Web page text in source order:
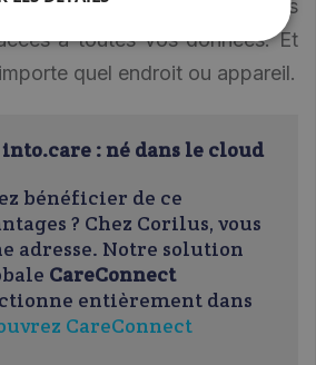
votre infrastructure TIC, vous
à toutes vos données. Et
quel endroit ou appareil.
: né dans le cloud
bénéficier de ce
? Chez Corilus, vous
adresse. Notre solution
CareConnect
entièrement dans
CareConnect